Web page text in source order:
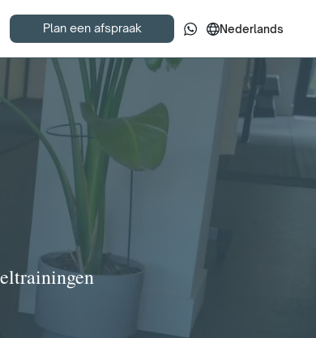
Plan een afspraak Nederlands